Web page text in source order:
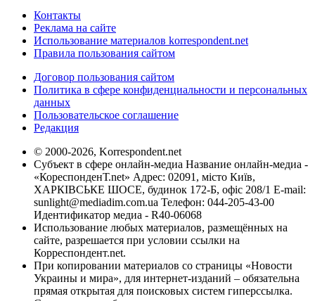
Контакты
Реклама на сайте
Использование материалов korrespondent.net
Правила пользования сайтом
Договор пользования сайтом
Политика в сфере конфиденциальности и персональных
данных
Пользовательское соглашение
Редакция
© 2000-2026, Korrespondent.net
Субъект в сфере онлайн-медиа Название онлайн-медиа -
«КореспонденТ.net» Адрес: 02091, місто Київ,
ХАРКІВСЬКЕ ШОСЕ, будинок 172-Б, офіс 208/1 E-mail:
sunlight@mediadim.com.ua Телефон: 044-205-43-00
Идентификатор медиа - R40-06068
Использование любых материалов, размещённых на
сайте, разрешается при условии ссылки на
Корреспондент.net.
При копировании материалов со страницы «Новости
Украины и мира», для интернет-изданий – обязательна
прямая открытая для поисковых систем гиперссылка.